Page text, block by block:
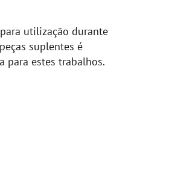
utilização durante
suplentes é
para estes trabalhos.